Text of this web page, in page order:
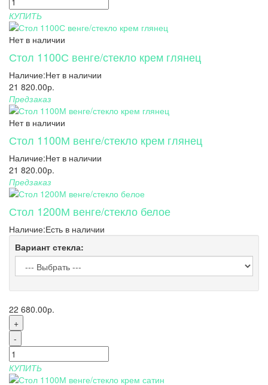
КУПИТЬ
Нет в наличии
Стол 1100С венге/стекло крем глянец
Наличие:Нет в наличии
21 820.00р.
Предзаказ
Нет в наличии
Стол 1100М венге/стекло крем глянец
Наличие:Нет в наличии
21 820.00р.
Предзаказ
Стол 1200М венге/стекло белое
Наличие:Есть в наличии
Вариант стекла:
22 680.00р.
+
-
КУПИТЬ